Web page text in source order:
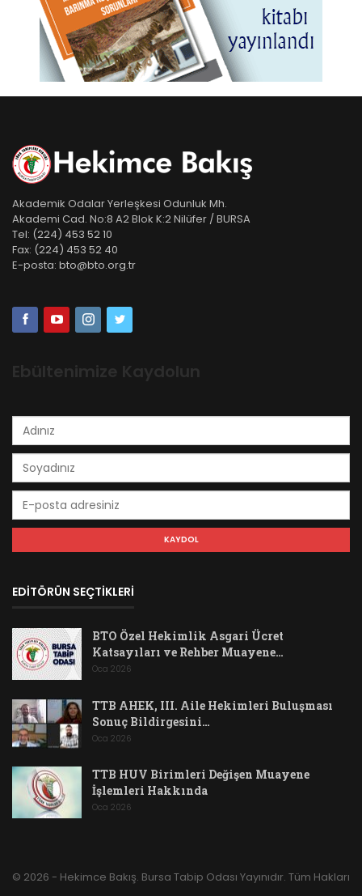
Akademik Odalar Yerleşkesi Odunluk Mh.
Akademi Cad. No:8 A2 Blok K:2 Nilüfer / BURSA
Tel: (224) 453 52 10
Fax: (224) 453 52 40
E-posta: bto@bto.org.tr
Ebültenimize Kaydolun
EDİTÖRÜN SEÇTİKLERİ
BTO Özel Hekimlik Asgari Ücret
Katsayıları ve Rehber Muayene…
Oca 2026
TTB AHEK, III. Aile Hekimleri Buluşması
Sonuç Bildirgesini…
Oca 2026
TTB HUV Birimleri Değişen Muayene
İşlemleri Hakkında
Oca 2026
© 2026 - Hekimce Bakış. Bursa Tabip Odası Yayınıdır. Tüm Hakları